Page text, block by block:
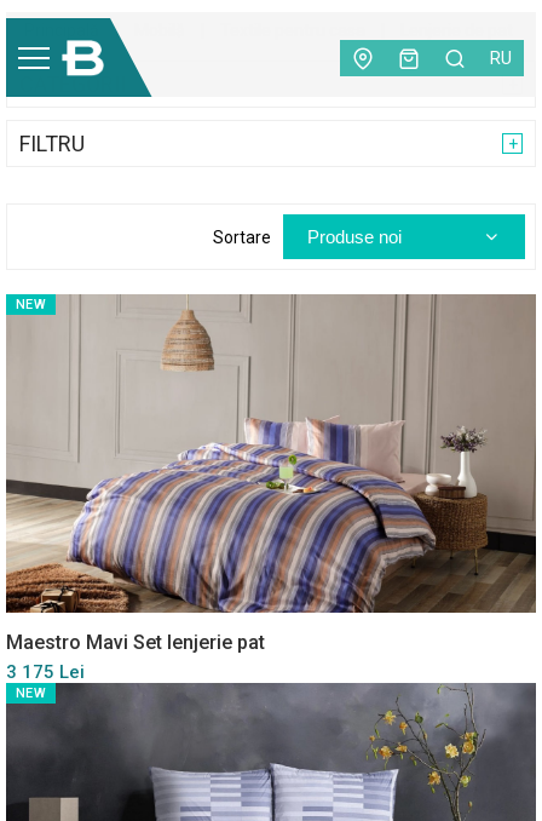
RU
|
CATEGORII
FILTRU
Sortare Produse noi
NEW
Maestro Mavi Set lenjerie pat
3 175 Lei
NEW